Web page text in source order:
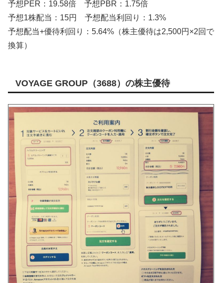
予想PER：19.58倍 予想PBR：1.75倍
予想1株配当：15円 予想配当利回り：1.3%
予想配当+優待利回り：5.64%（株主優待は2,500円×2回で
換算）
VOYAGE GROUP（3688）の株主優待